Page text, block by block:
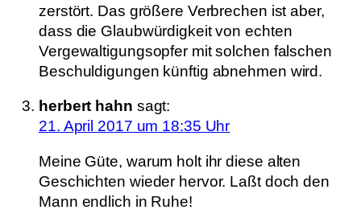
zerstört. Das größere Verbrechen ist aber,
dass die Glaubwürdigkeit von echten
Vergewaltigungsopfer mit solchen falschen
Beschuldigungen künftig abnehmen wird.
herbert hahn sagt:
21. April 2017 um 18:35 Uhr
Meine Güte, warum holt ihr diese alten
Geschichten wieder hervor. Laßt doch den
Mann endlich in Ruhe!